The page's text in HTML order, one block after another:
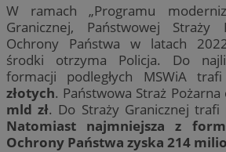
W ramach „Programu
Granicznej, Państwowej Straży
Ochrony Państwa w latach
środki otrzyma Policja. Do
formacji podległych MSWiA trafi
złotych. Państwowa Straż
mld zł. Do Straży Granicznej trafi
Natomiast najmniejsza z
Ochrony Państwa zyska 214